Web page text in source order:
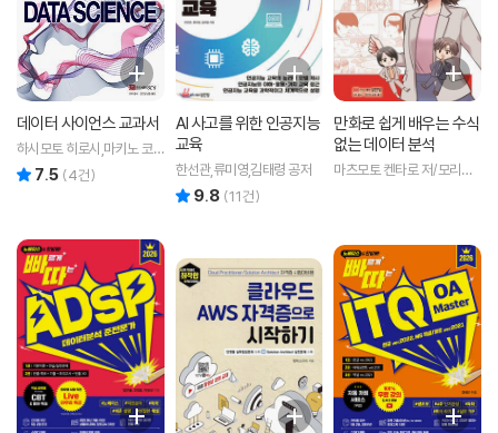
데이터 사이언스 교과서
하시모토 히로시,마키노 코
오지 공저/권기태 역
7.5 (4건)
AI 사고를 위한 인공지능
교육
한선관,류미영,김태령 공저
9.8 (11건)
만화로 쉽게 배우는 수식
없는 데이터 분석
마츠모토 켄타로 저/모리오